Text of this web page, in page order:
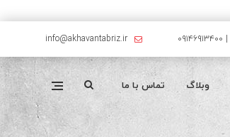
info@akhavantabriz.ir
وبلاگ تماس با ما